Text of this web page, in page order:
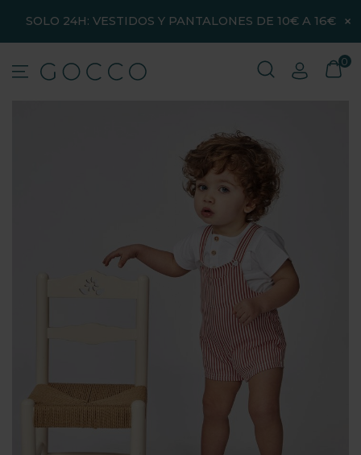
SOLO 24H: VESTIDOS Y PANTALONES DE 10€ A 16€ ×
0